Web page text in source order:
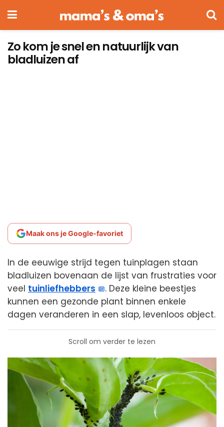
Zo kom je snel en natuurlijk van
bladluizen af
Maak ons je Google-favoriet
In de eeuwige strijd tegen tuinplagen staan
bladluizen bovenaan de lijst van frustraties voor
veel tuinliefhebbers
. Deze kleine beestjes
kunnen een gezonde plant binnen enkele
dagen veranderen in een slap, levenloos object.
Scroll om verder te lezen